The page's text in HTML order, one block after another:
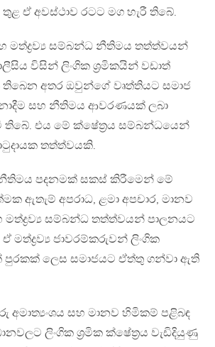
ඒ අවස්ථාව රටට මග හැරී තිබේ.
මත්ද්‍රව්‍ය සම්බන්ධ නීතිමය තත්ත්වයන්
විසින් ලිංගික ශ්‍රමිකයින් වඩාත්
අතර ඔවුන්ගේ වෘත්තියට සමාජ
සහ නීතිමය ආවරණයක් ලබා
එය මේ ක්ෂේත්‍රය සම්බන්ධයෙන්
තත්ත්වයකි.
නීතිමය පදනමක් සකස් කිරීමෙන් මේ
ඇතැම් අපරාධ, ළමා අපචාර, මානව
සම්බන්ධ තත්ත්වයන් පාලනයට
මත්ද්‍රව්‍ය ජාවරම්කරුවන් ලිංගික
පුරකක් ලෙස සමාජයට ඒත්තු ගන්වා ඇති
සහ මානව හිමිකම් පළිබඳ
ලිංගික ශ්‍රමික ක්ෂේත්‍රය වැඩිදියුණු